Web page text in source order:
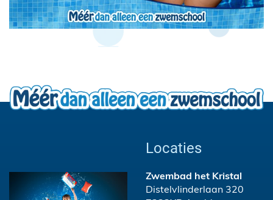
Locaties
Zwembad het Kristal
Distelvlinderlaan 320